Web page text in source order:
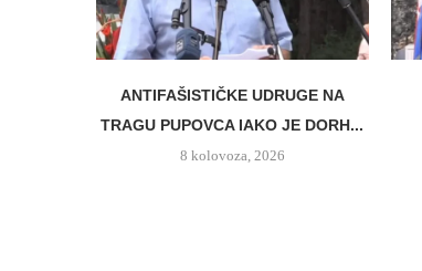
ANTIFAŠISTIČKE UDRUGE NA
TRAGU PUPOVCA IAKO JE DORH...
8 kolovoza, 2026